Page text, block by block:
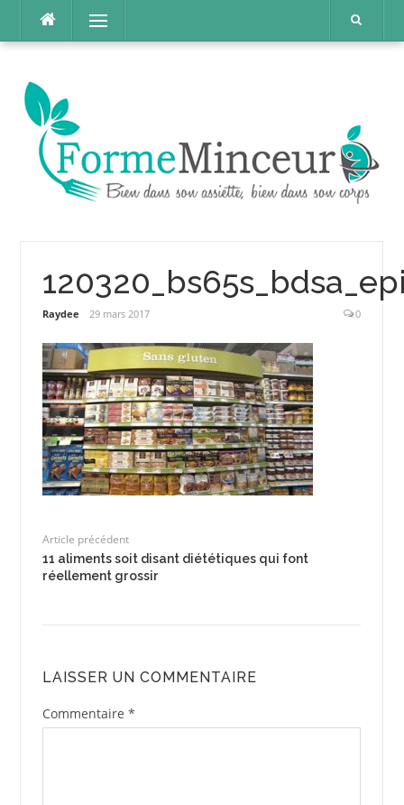
contenu
Menu
Raydee 29 mars 2017 0
Article précédent
11 aliments soit disant diététiques qui font
réellement grossir
LAISSER UN COMMENTAIRE
Commentaire *